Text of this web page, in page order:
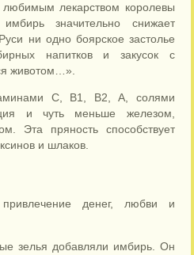
лекарством королевы
значительно снижает
ни одно боярское застолье
напитков и закусок с
животом…».
С, В1, В2, А, солями
и чуть меньше железом,
Эта пряность способствует
и шлаков.
денег, любви и
зелья добавляли имбирь. Он